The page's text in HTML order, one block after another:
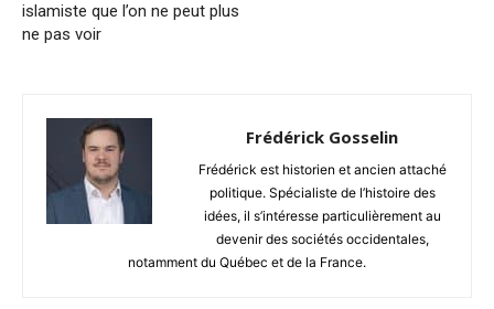
islamiste que l’on ne peut plus
ne pas voir
Frédérick Gosselin
Frédérick est historien et ancien attaché
politique. Spécialiste de l’histoire des
idées, il s’intéresse particulièrement au
devenir des sociétés occidentales,
notamment du Québec et de la France.